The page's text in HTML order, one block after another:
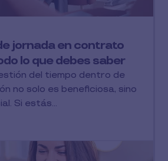
jornada en contrato
lo que debes saber
del tiempo dentro de
no solo es beneficiosa, sino
Si estás...